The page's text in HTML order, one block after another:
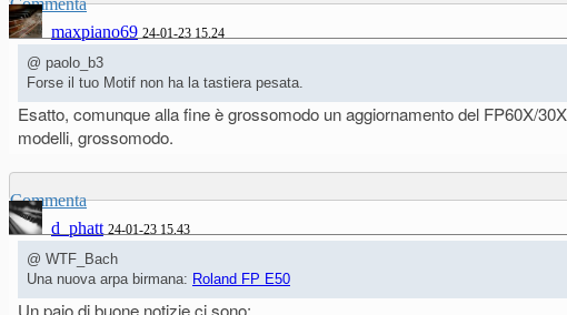
Commenta
maxpiano69 24-01-23 15.24
@ paolo_b3
Forse il tuo Motif non ha la tastiera pesata.
Esatto, comunque alla fine è grossomodo un aggiornamento del FP60X/
modelli, grossomodo.
Commenta
d_phatt 24-01-23 15.43
@ WTF_Bach
Una nuova arpa birmana: Roland FP E50